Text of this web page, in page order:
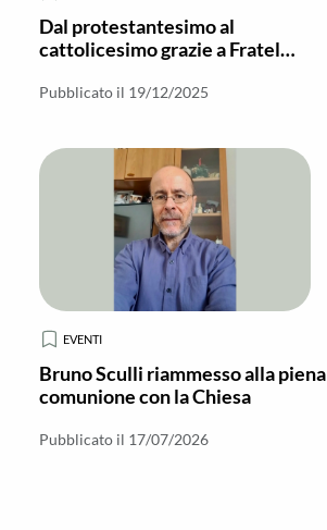
Dal protestantesimo al
cattolicesimo grazie a Fratel
Pubblicato il 19/12/2025
EVENTI
Bruno Sculli riammesso alla piena
comunione con la Chiesa
Pubblicato il 17/07/2026